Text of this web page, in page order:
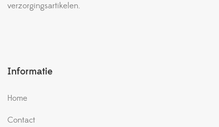
verzorgingsartikelen.
Informatie
Home
Contact